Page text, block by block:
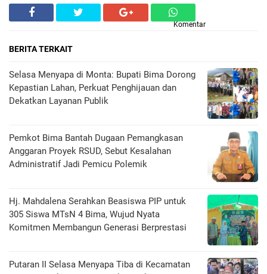
Komentar
BERITA TERKAIT
Selasa Menyapa di Monta: Bupati Bima Dorong
Kepastian Lahan, Perkuat Penghijauan dan
Dekatkan Layanan Publik
Pemkot Bima Bantah Dugaan Pemangkasan
Anggaran Proyek RSUD, Sebut Kesalahan
Administratif Jadi Pemicu Polemik
Hj. Mahdalena Serahkan Beasiswa PIP untuk
305 Siswa MTsN 4 Bima, Wujud Nyata
Komitmen Membangun Generasi Berprestasi
Putaran II Selasa Menyapa Tiba di Kecamatan